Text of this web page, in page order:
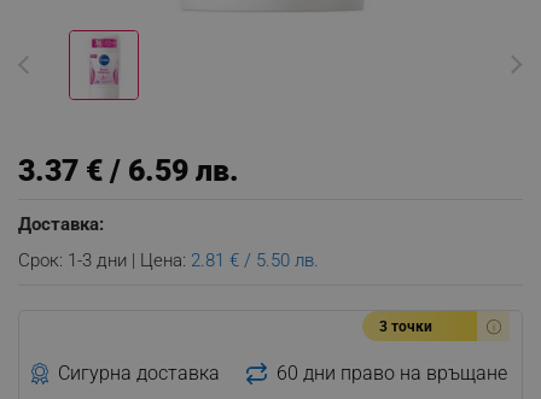
3.37 € / 6.59 лв.
Доставка:
Срок: 1-3 дни | Цена: 2.81 € / 5.50 лв.
3 точки
Сигурна доставка
60 дни право на връщане